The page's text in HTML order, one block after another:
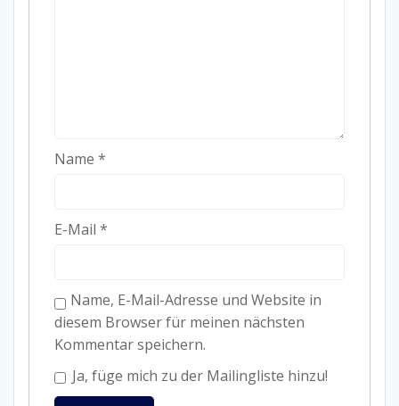
Name *
E-Mail *
Name, E-Mail-Adresse und Website in
diesem Browser für meinen nächsten
Kommentar speichern.
Ja, füge mich zu der Mailingliste hinzu!